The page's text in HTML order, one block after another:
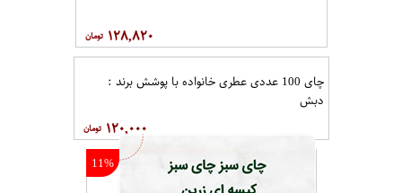
۱۲۸,۸۲۰
چای 100 عددی عطری خانواده با پوشش برند :
دبش
۱۲۰,۰۰۰
11%